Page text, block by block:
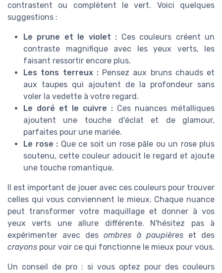
contrastent ou complètent le vert. Voici quelques
suggestions :
Le prune et le violet : Ces couleurs créent un
contraste magnifique avec les yeux verts, les
faisant ressortir encore plus.
Les tons terreux :Pensez aux bruns chauds et
aux taupes qui ajoutent de la profondeur sans
voler la vedette à votre regard.
Le doré et le cuivre : Ces nuances métalliques
ajoutent une touche d'éclat et de glamour,
parfaites pour une mariée.
Le rose : Que ce soit un rose pâle ou un rose plus
soutenu, cette couleur adoucit le regard et ajoute
une touche romantique.
Il est important de jouer avec ces couleurs pour trouver
celles qui vous conviennent le mieux. Chaque nuance
peut transformer votre maquillage et donner à vos
yeux verts une allure différente. N'hésitez pas à
expérimenter avec desombres à paupièreset des
crayons pour voir ce qui fonctionne le mieux pour vous.
Un conseil de pro : si vous optez pour des couleurs